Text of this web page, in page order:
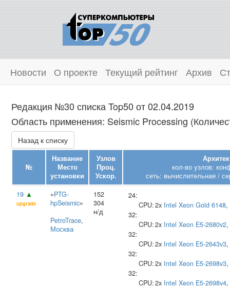
Новости О проекте Текущий рейтинг Архив
Редакция №30 списка Top50 от 02.04.2019
Область применения: Seismic Processing
Назад к списку
№
Название
Место
установки
Узлов
Проц.
Ускор.
кол-во узлов:
сеть: вычислительная /
19 ▲
upgrade
«PTG-
hpSeismic»
PetroTrace,
Москва
152
304
н/д
24:
CPU:2x Intel Xeon Gold 6148,
32:
CPU:2x Intel Xeon E5-2680v2
32:
CPU:2x Intel Xeon E5-2643v3
32:
CPU:2x Intel Xeon E5-2698v3
32:
CPU:2x Intel Xeon E5-2698v4